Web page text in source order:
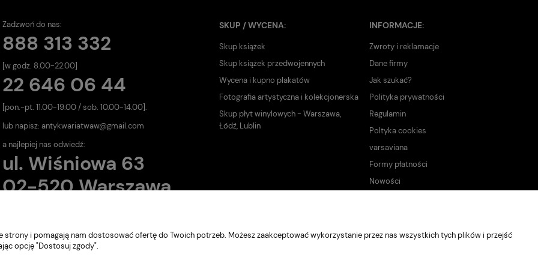
Zadzwoń do nas:
888 313 332
[w godz. 8.00-22.00]
22 646 06 44
[pon.-pt. 11.00-19.00 / sob. 10.00-14.00].
lub napisz: antykwariatwaw@gmail.com
a najlepiej nas odwiedź:
ul. Wiśniowa 63
02-520 Warszawa
SKUP / WYCENA:
Skup książek
Skup książek przedwojennych
Wycena i kupno plakatów
Fotografia artystyczna i kolekcjonerska
Skup płyt winylowych - Warszawa,
Łódź, Lublin
INFORMACJE:
Zwroty i reklamacje
Dane firmy
Jak szukać?
Polityka prywatności
Regulamin
Poltyka cookies
varsaviana
Formy płatności
Nowości
strony i pomagają nam dostosować ofertę do Twoich potrzeb. Możesz zaakceptować wykorzystanie przez nas wszystkich tych plików i przejść
opcję "Dostosuj zgody".